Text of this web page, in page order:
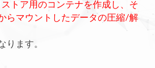
トア用のコンテナを作成し、そ
らマウントしたデータの圧縮/解
ります。